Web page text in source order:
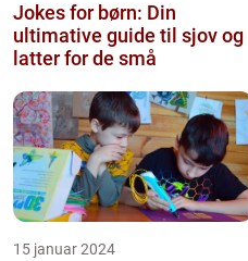
Jokes for børn: Din
ultimative guide til sjov og
latter for de små
15 januar 2024